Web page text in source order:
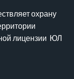
охрану
лицензии ЮЛ